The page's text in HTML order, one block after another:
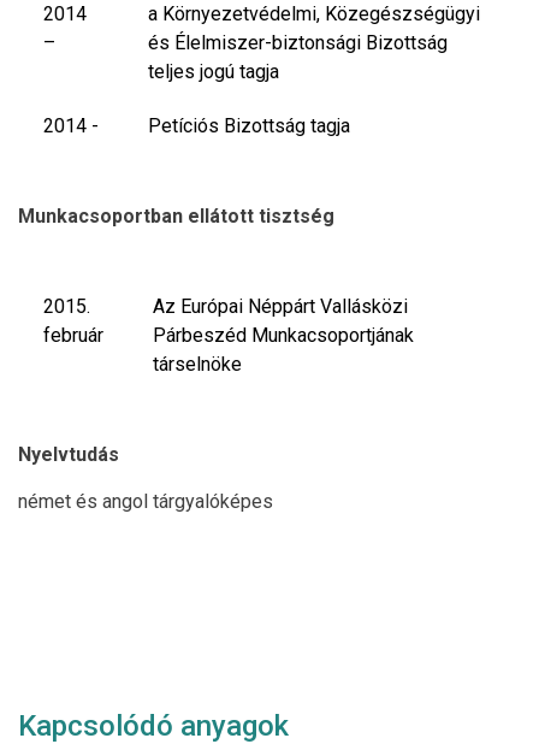
2014
–
a Környezetvédelmi, Közegészségügyi
és Élelmiszer-biztonsági Bizottság
teljes jogú tagja
2014 - Petíciós Bizottság tagja
Munkacsoportban ellátott tisztség
2015.
február
Az Európai Néppárt Vallásközi
Párbeszéd Munkacsoportjának
társelnöke
Nyelvtudás
német és angol tárgyalóképes
Kapcsolódó anyagok